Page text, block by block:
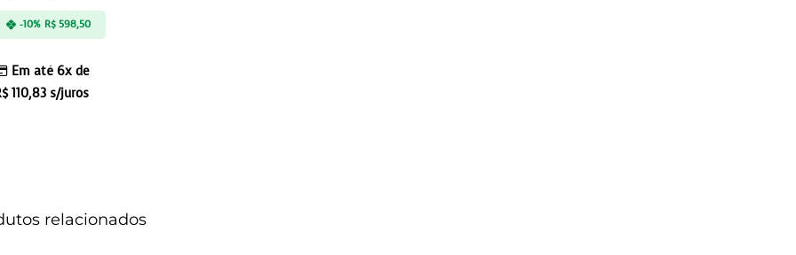
Em até 6x de
110,83 s/juros
-10% R$598,50
relacionados